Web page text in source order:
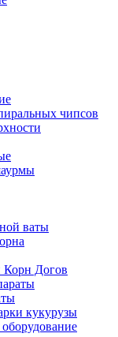
чипсов
ваты
Догов
кукурузы